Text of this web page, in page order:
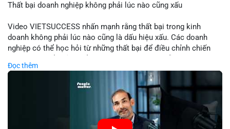
Thất bại doanh nghiệp không phải lúc nào cũng xấu
Video VIETSUCCESS nhấn mạnh rằng thất bại trong kinh
doanh không phải lúc nào cũng là dấu hiệu xấu. Các doanh
nghiệp có thể học hỏi từ những thất bại để điều chỉnh chiến
trình. Trong lĩnh vực tài chính và crypto, hiểu rõ nguyên nhân
thất bại giúp quản lý rủi ro hiệu quả và tránh lặp lại sai lầm.
Điều này đặc biệt quan trọng khi áp dụng vào các mô hình kinh
doanh mới hoặc đầu tư vào dự án blockchain.
🎥 Xem video trực tiếp tại:
Đọc thêm